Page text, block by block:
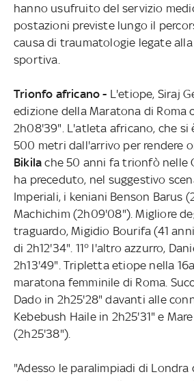
hanno usufruito del servizio
postazioni previste lungo il
causa di traumatologie legate
sportiva.
Trionfo africano - L'etiope, Siraj
edizione della Maratona di Roma
2h08'39". L'atleta africano, che si
500 metri dall'arrivo per rendere
Bikila che 50 anni fa trionfò nelle
ha preceduto, nel suggestivo
Imperiali, i keniani Benson Barus
Machichim (2h09'08"). Migliore
traguardo, Migidio Bourifa (41
di 2h12'34". 11° l'altro azzurro,
2h13'49". Tripletta etiope nella
maratona femminile di Roma.
Dado in 2h25'28" davanti alle
Kebebush Haile in 2h25'31" e
(2h25'38").
"Adesso le paralimpiadi di Londra